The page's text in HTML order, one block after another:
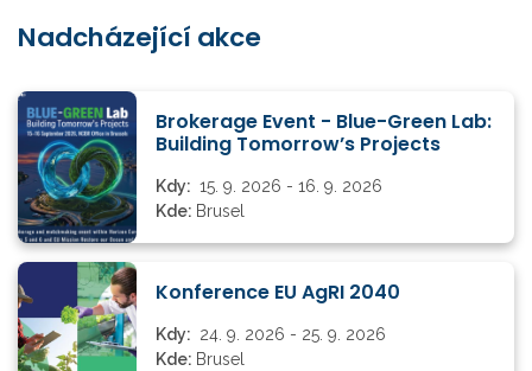
Nadcházející akce
Brokerage Event - Blue-Green Lab:
Building Tomorrow’s Projects
Kdy: 15. 9. 2026 - 16. 9. 2026
Kde: Brusel
Konference EU AgRI 2040
Kdy: 24. 9. 2026 - 25. 9. 2026
Kde: Brusel